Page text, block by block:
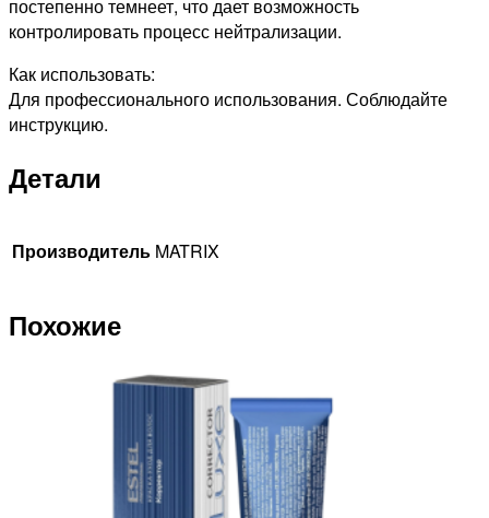
постепенно темнеет, что дает возможность
контролировать процесс нейтрализации.
Как использовать:
Для профессионального использования. Соблюдайте
инструкцию.
Детали
Производитель MATRIX
Похожие